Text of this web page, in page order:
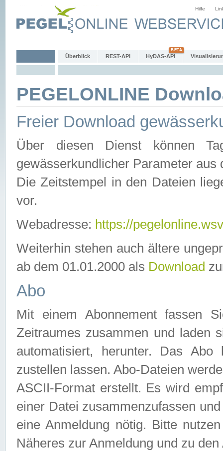
Hilfe
Überblick REST-API HyDAS-API
PEGELONLINE
Freier Download
Über diesen Dienst können
gewässerkundlicher Parameter aus
Die Zeitstempel in den Dateien
vor.
Webadresse: https://
Weiterhin stehen auch ältere
ab dem 01.01.2000 als Download
Abo
Mit einem Abonnement fassen
Zeitraumes zusammen und laden
automatisiert, herunter. Das
zustellen lassen. Abo-Dateien
ASCII-Format erstellt. Es wird
einer Datei zusammenzufassen
eine Anmeldung nötig. Bitte
Näheres zur Anmeldung und zu